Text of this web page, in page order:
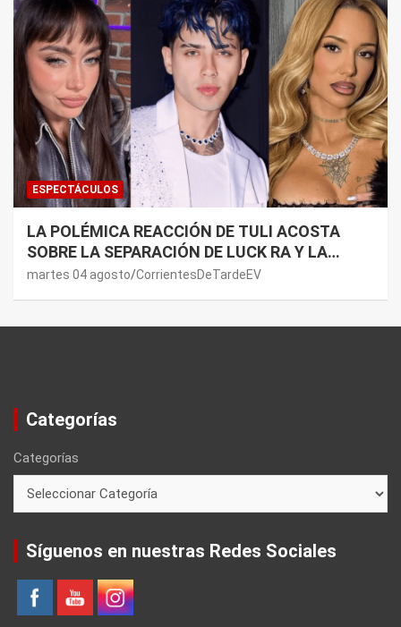
ESPECTÁCULOS
LA POLÉMICA REACCIÓN DE TULI ACOSTA
SOBRE LA SEPARACIÓN DE LUCK RA Y LA
JOAQUI: “¿MI VERDAD?”
martes 04 agosto CorrientesDeTardeEV
Categorías
Categorías
Síguenos en nuestras Redes Sociales